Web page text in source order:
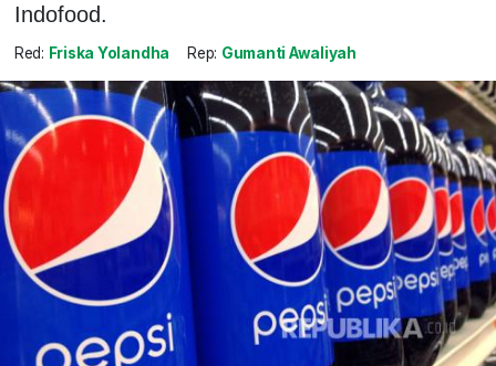
Indofood.
Red: Friska Yolandha Rep: Gumanti Awaliyah